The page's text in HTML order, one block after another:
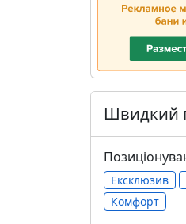
Швидкий
Ексклюзив
Комфорт